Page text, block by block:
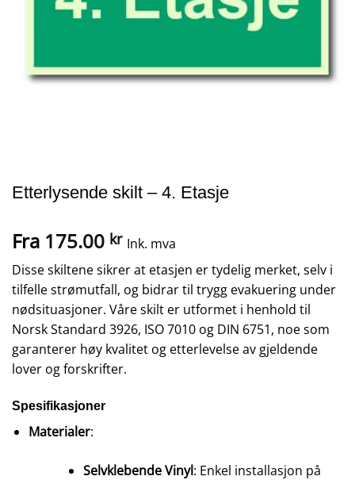
Etterlysende skilt – 4. Etasje
Fra 175.00 kr Ink. mva
Disse skiltene sikrer at etasjen er tydelig merket, selv i
tilfelle strømutfall, og bidrar til trygg evakuering under
nødsituasjoner. Våre skilt er utformet i henhold til
Norsk Standard 3926, ISO 7010 og DIN 6751, noe som
garanterer høy kvalitet og etterlevelse av gjeldende
lover og forskrifter.
Spesifikasjoner
Materialer:
Selvklebende Vinyl: Enkel installasjon på